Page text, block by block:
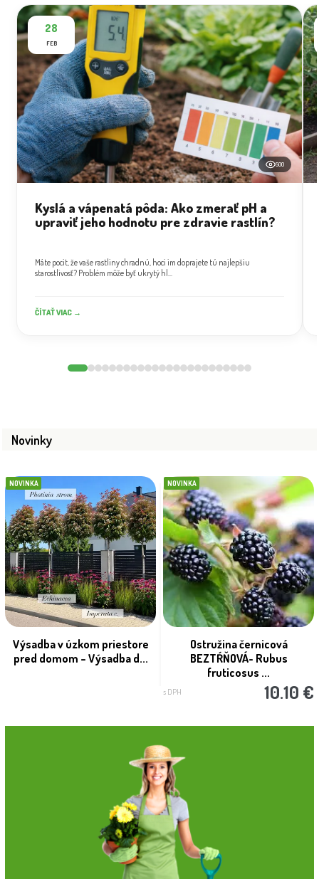
28
FEB
500
Kyslá a vápenatá pôda: Ako zmerať pH a
upraviť jeho hodnotu pre zdravie rastlín?
Máte pocit, že vaše rastliny chradnú, hoci im doprajete tú najlepšiu
starostlivosť? Problém môže byť ukrytý hl...
ČÍTAŤ VIAC →
Novinky
NOVINKA
Výsadba v úzkom priestore
pred domom – Výsadba d...
NOVINKA
Ostružina černicová
BEZTŔŇOVÁ- Rubus
fruticosus ...
s DPH 10.10 €